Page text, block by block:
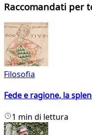
Raccomandati per
Filosofia
Fede e ragione, la
1 min di lettura